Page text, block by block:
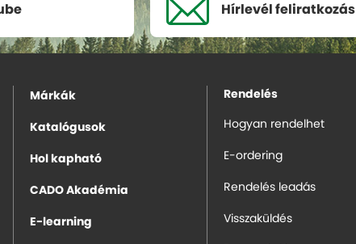
Hírlevél feliratkozás
Márkák
Katalógusok
Hol kapható
CADO Akadémia
E-learning
Rendelés
Hogyan rendelhet
E-ordering
Rendelés leadás
Visszaküldés